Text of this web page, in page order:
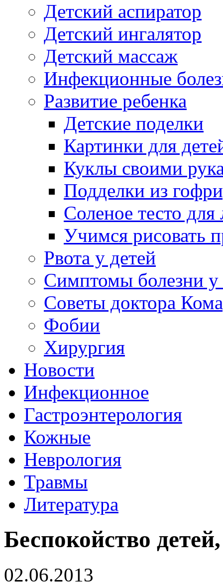
Детский аспиратор
Детский ингалятор
Детский массаж
Инфекционные
Развитие ребенка
Детские поделки
Картинки для
Куклы своими
Подделки из
Соленое тесто для
Учимся рисовать
Рвота у детей
Симптомы болезни у
Советы доктора
Фобии
Хирургия
Новости
Инфекционное
Гастроэнтерология
Кожные
Неврология
Травмы
Литература
Беспокойство
02.06.2013